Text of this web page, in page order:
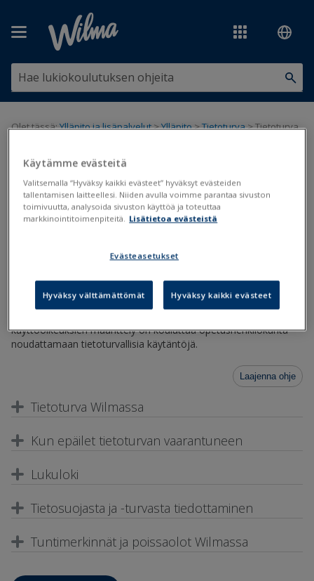
Olet tässä:Ylläpito ja lisäpalvelut>Ylläpito>Tietoturva>Tietoturva
Tietoturva ja tietosuoja -
ylläpitäjän ohje
Ohjeessa on kuvattu lyhyesti, mitä asioita tulisi huomioida
käyttöoikeuksien määrittely on kouluttaa opetushenkilökunta
noudattamaan tietoturvallisia käytäntöjä.
Laajenna ohje
Tietoturva Wilmassa
Kun epäilet tietoturvan vaarantuneen
Lukuloki
Tietosuojasta ja -turvasta tiedottaminen
Tuntimerkinnät ja poissaolot Wilmassa
Käytämme evästeitä
Valitsemalla “Hyväksy kaikki evästeet” hyväksyt evästeiden
tallentamisen laitteellesi. Niiden avulla voimme parantaa sivuston
toimivuutta, analysoida sivuston käyttöä ja toteuttaa
markkinointitoimenpiteitä. Lisätietoa evästeistä
Evästeasetukset
Hyväksy välttämättömät Hyväksy kaikki evästeet